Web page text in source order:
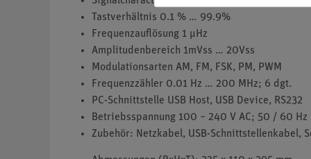
Tastverhältnis 0.1 % … 99.9%
Frequenzauflösung 1 µHz
Amplitudenbereich 1mVss … 20Vss
Modulationsarten AM, FM, FSK, PM, PWM
Frequenzzähler 0.01 Hz … 200 MHz; 6 dgt.
PC-Schnittstelle USB Host, USB Device, RS232
Betriebsspannung 100 ~ 240 V AC; 50 / 60 Hz
Zubehör: Netzkabel, USB-Schnittstellenkabel,